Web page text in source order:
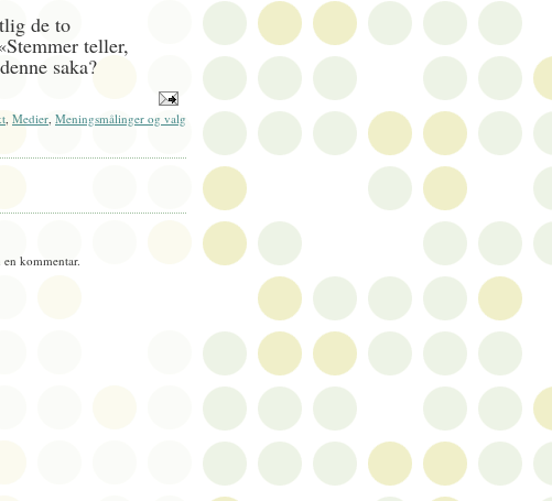
de to
teller,
saka?
, Medier, Meningsmålinger og valg
kommentar.